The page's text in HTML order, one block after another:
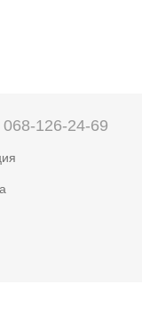
068-126-24-69